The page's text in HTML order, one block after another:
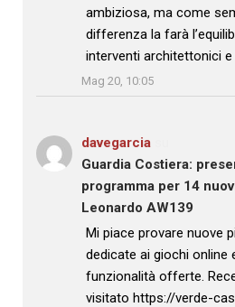
ambiziosa, ma come
differenza la farà
interventi architettonici e
Mag 20, 10:05
davegarcia
Guardia Costiera:
programma per 14
Leonardo AW139
: “
Mi piace provare nuove
dedicate ai giochi online
funzionalità offerte.
visitato https://verde-